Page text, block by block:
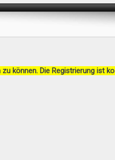
können. Die Registrierung ist